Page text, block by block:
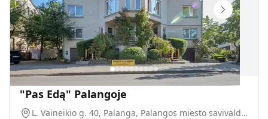
"Pas Edą" Palangoje
L. Vaineikio g. 40, Palanga, Palangos miesto savivaldybė, Lietuva